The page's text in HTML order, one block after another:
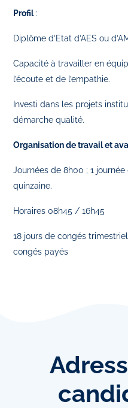
Profil:
Diplôme d’Etat d’AES ou
Capacité à travailler en
l’écoute et de l’empathie.
Investi dans les projets
démarche qualité.
Organisation de travail et
Journées de 8h00 ; 1
quinzaine.
Horaires 08h45 / 16h45
18 jours de congés
congés payés